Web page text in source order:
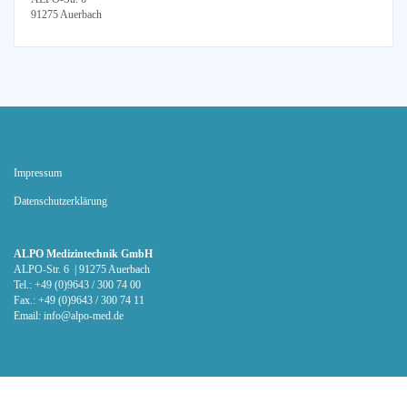
91275 Auerbach
Impressum
Datenschutz­erklärung
ALPO Medizintechnik GmbH
ALPO-Str. 6 | 91275 Auerbach
Tel.: +49 (0)9643 / 300 74 00
Fax.: +49 (0)9643 / 300 74 11
Email: info@alpo-med.de